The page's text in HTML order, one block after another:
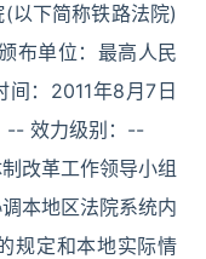
以下简称铁路法院)
布单位：最高人民
：2011年8月7日
-- 效力级别：--
改革工作领导小组
本地区法院系统内
规定和本地实际情